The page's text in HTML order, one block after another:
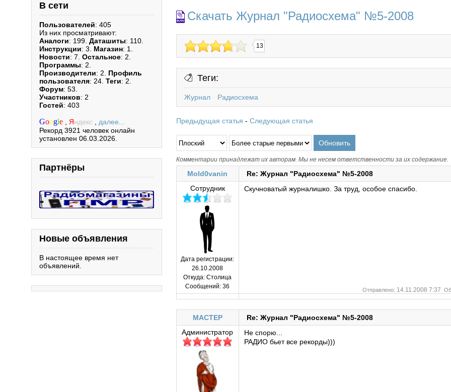
В сети
Пользователей: 405
Из них просматривают:
Аналоги: 199. Даташиты: 110.
Инструкции: 3. Магазин: 1.
Новости: 7. Остальное: 2.
Программы: 2.
Производители: 2. Профиль
пользователя: 24. Теги: 2.
Форум: 53.
Участников: 2
Гостей: 403
Google Яндекс
далее...
Рекорд 3921 человек онлайн
установлен 06.03.2026.
Партнёры
Новые объявления
В настоящее время нет
объявлений.
Скачать Журнал "Радиосхема" №5-2008
13
Теги:
Журнал Радиосхема
Предыдущая статья - Следующая статья
Комментарии принадлежат их авторам. Мы не несем ответственности за их содержание.
Mold0vanin
Re: Журнал "Радиосхема" №5-2008
Сотрудник
Дата регистрации:
26.10.2008
Откуда: Столица
Сообщений: 36
Скучноватый журналишко. За труд, особое спасибо.
Отправлено: 14.11.2008 7:37
MACTEP
Re: Журнал "Радиосхема" №5-2008
Администратор
Не спорю...
РАДИО бьет все рекорды)))